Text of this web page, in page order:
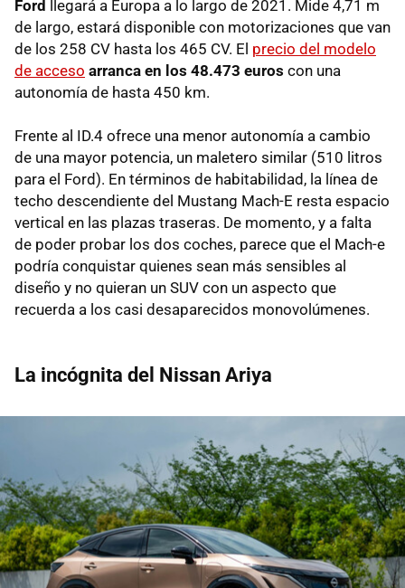
Ford
llegará a Europa a lo largo de 2021. Mide 4,71 m
de largo, estará disponible con motorizaciones que van
de los 258 CV hasta los 465 CV. El precio del modelo
de acceso arranca en los 48.473 euros con una
autonomía de hasta 450 km.
Frente al ID.4 ofrece una menor autonomía a cambio
de una mayor potencia, un maletero similar (510 litros
para el Ford). En términos de habitabilidad, la línea de
techo descendiente del Mustang Mach-E resta espacio
vertical en las plazas traseras. De momento, y a falta
de poder probar los dos coches, parece que el Mach-e
podría conquistar quienes sean más sensibles al
diseño y no quieran un SUV con un aspecto que
recuerda a los casi desaparecidos monovolúmenes.
La incógnita del Nissan Ariya